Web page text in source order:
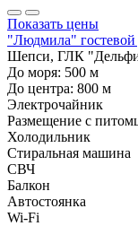
Показать цены
"Людмила"
Шепси, ГЛК
До моря: 500 м
До центра: 800 м
Электрочайник
Размещение с
Холодильник
Стиральная машина
СВЧ
Балкон
Автостоянка
Wi-Fi